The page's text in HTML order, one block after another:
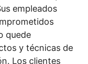
empleados
quede
y técnicas de
Los clientes